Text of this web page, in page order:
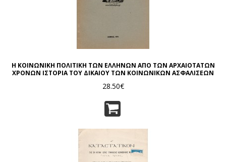
Η ΚΟΙΝΩΝΙΚΗ ΠΟΛΙΤΙΚΗ ΤΩΝ ΕΛΛΗΝΩΝ ΑΠΟ ΤΩΝ ΑΡΧΑΙΟΤΑΤΩΝ
ΧΡΟΝΩΝ ΙΣΤΟΡΙΑ ΤΟΥ ΔΙΚΑΙΟΥ ΤΩΝ ΚΟΙΝΩΝΙΚΩΝ ΑΣΦΑΛΙΣΕΩΝ
28.50€